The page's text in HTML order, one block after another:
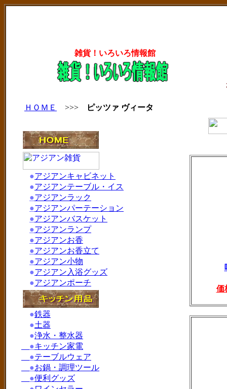
雑貨！いろいろ情報館
ＨＯＭＥ >>> ピッツァ ヴィータ
価
●アジアンキャビネット
●アジアンテーブル・イス
●アジアンラック
●アジアンパーテーション
●アジアンバスケット
●アジアンランプ
●アジアンお香
●アジアンお香立て
●アジアン小物
●アジアン入浴グッズ
●アジアンポーチ
●鉄器
●土器
●浄水・整水器
●キッチン家電
●テーブルウェア
●お鍋・調理ツール
●便利グッズ